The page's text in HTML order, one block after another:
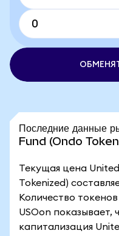
Последние данные
Fund (Ondo
Текущая цена
Tokenized)
Количество
USOon показывает,
капитализация